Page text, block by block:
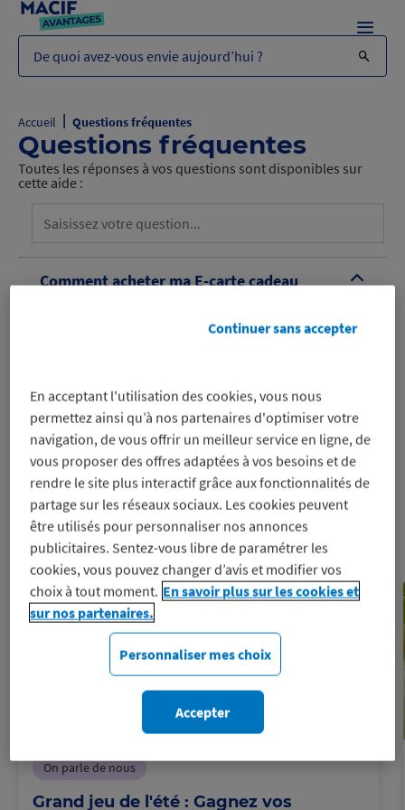
De quoi avez-vous envie aujourd’hui ?
Menu
Accueil | Questions fréquentes
Questions fréquentes
Toutes les réponses à vos questions sont disponibles sur
cette aide :
B
Comment acheter ma E-carte cadeau
Le Blog
Macif Avantages
Je découvre
On parle de nous
Grand jeu de l'été : Gagnez vos
En acceptant l'utilisation des cookies, vous nous
permettez ainsi qu’à nos partenaires d'optimiser votre
navigation, de vous offrir un meilleur service en ligne, de
vous proposer des offres adaptées à vos besoins et de
rendre le site plus interactif grâce aux fonctionnalités de
partage sur les réseaux sociaux. Les cookies peuvent
être utilisés pour personnaliser nos annonces
publicitaires. Sentez-vous libre de paramétrer les
cookies, vous pouvez changer d’avis et modifier vos
choix à tout moment. En savoir plus sur les cookies et
sur nos partenaires.
Personnaliser mes choix
Continuer sans accepter
Accepter